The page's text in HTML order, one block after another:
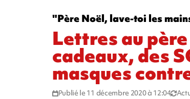
"Père Noël, lave-toi les
Lettres au
cadeaux, des
masques
Publié le 11 décembre 2020 à 12:04